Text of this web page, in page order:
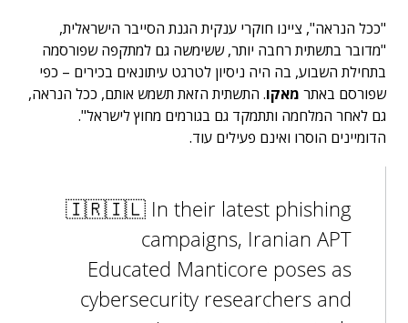
"ככל הנראה", ציינו חוקרי ענקית הגנת הסייבר הישראלית,
"מדובר בתשתית רחבה יותר, ששימשה גם למתקפה שפורסמה
בתחילת השבוע, בה היה ניסיון לטרגט עיתונאים בכירים – כפי
שפורסם באתר מאקו. התשתית הזאת תשמש אותם, ככל הנראה,
גם לאחר המלחמה ותתמקד גם בגורמים מחוץ לישראל".
הדומיינים הוסרו ואינם פעילים עוד.
🇮🇷🇮🇱 In their latest phishing
campaigns, Iranian APT
Educated Manticore poses as
cybersecurity researchers and